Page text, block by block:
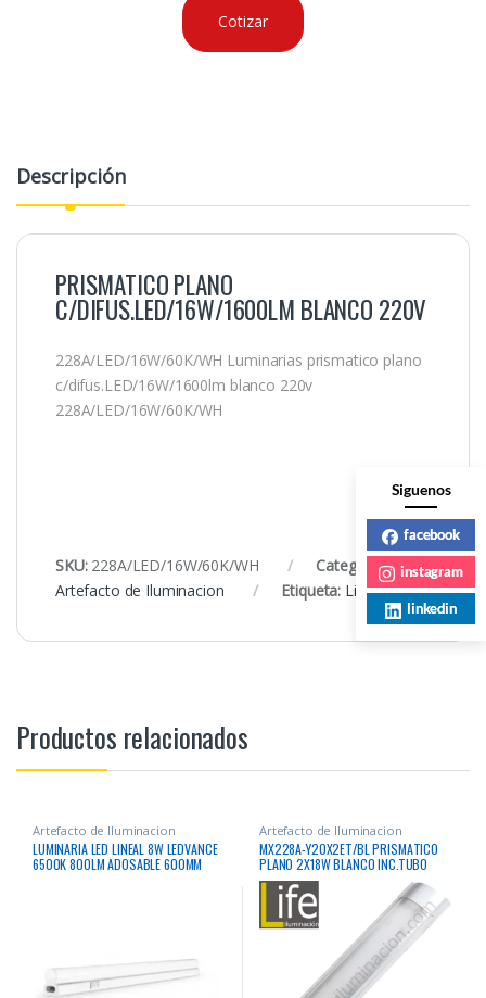
Cotizar
Descripción
PRISMATICO PLANO
C/DIFUS.LED/16W/1600LM BLANCO 220V
228A/LED/16W/60K/WH Luminarias prismatico plano
c/difus.LED/16W/1600lm blanco 220v
228A/LED/16W/60K/WH
SKU: 228A/LED/16W/60K/WH
Categoría:
Artefacto de Iluminacion
Etiqueta: Light
Productos relacionados
Artefacto de Iluminacion
LUMINARIA LED LINEAL 8W LEDVANCE
6500K 800LM ADOSABLE 600MM
Artefacto de Iluminacion
MX228A-Y20X2ET/BL PRISMATICO
PLANO 2X18W BLANCO INC.TUBO
6400K (T8)
Siguenos
facebook
instagram
linkedin